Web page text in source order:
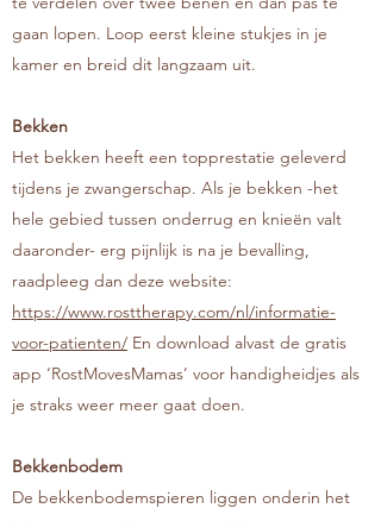
gaan lopen. Loop eerst kleine stukjes in je
kamer en breid dit langzaam uit.
Bekken
Het bekken heeft een topprestatie geleverd
tijdens je zwangerschap. Als je bekken -het
hele gebied tussen onderrug en knieën valt
daaronder- erg pijnlijk is na je bevalling,
raadpleeg dan deze website:
https://www.rosttherapy.com/nl/informatie-
voor-patienten/ En download alvast de gratis
app ‘RostMovesMamas’ voor handigheidjes als
je straks weer meer gaat doen.
Bekkenbodem
De bekkenbodemspieren liggen onderin het